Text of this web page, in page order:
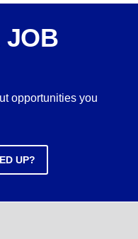
JOB
opportunities you
UP?